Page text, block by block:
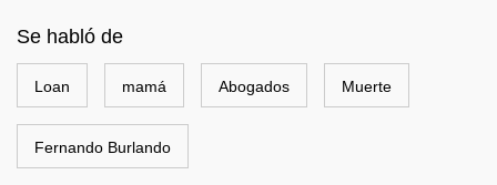
Se habló de
Loan mamá Abogados Muerte
Fernando Burlando